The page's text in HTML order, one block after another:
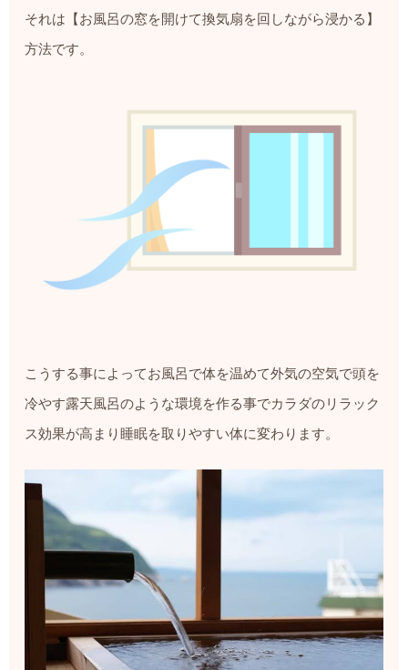
それは【お風呂の窓を開けて換気扇を回しながら浸かる】
方法です。
こうする事によってお風呂で体を温めて外気の空気で頭を
冷やす露天風呂のような環境を作る事でカラダのリラック
ス効果が高まり睡眠を取りやすい体に変わります。